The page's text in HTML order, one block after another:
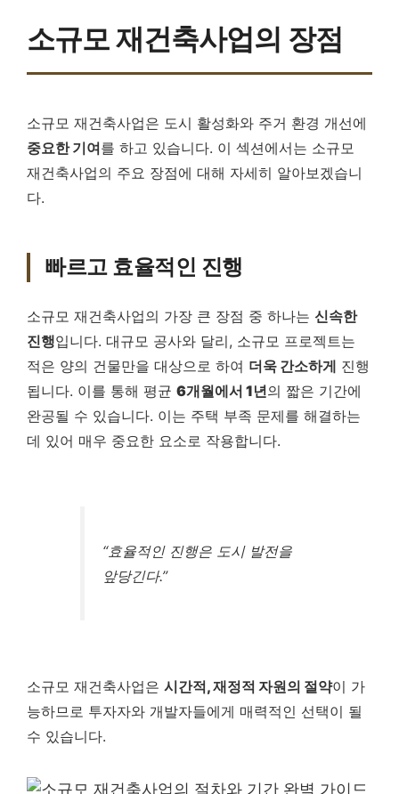
소규모 재건축사업의 장점
소규모 재건축사업은 도시 활성화와 주거 환경 개선에
중요한 기여를 하고 있습니다. 이 섹션에서는 소규모
재건축사업의 주요 장점에 대해 자세히 알아보겠습니
다.
빠르고 효율적인 진행
소규모 재건축사업의 가장 큰 장점 중 하나는 신속한
진행입니다. 대규모 공사와 달리, 소규모 프로젝트는
적은 양의 건물만을 대상으로 하여 더욱 간소하게 진행
됩니다. 이를 통해 평균 6개월에서 1년의 짧은 기간에
완공될 수 있습니다. 이는 주택 부족 문제를 해결하는
데 있어 매우 중요한 요소로 작용합니다.
“효율적인 진행은 도시 발전을
앞당긴다.”
소규모 재건축사업은 시간적, 재정적 자원의 절약이 가
능하므로 투자자와 개발자들에게 매력적인 선택이 될
수 있습니다.